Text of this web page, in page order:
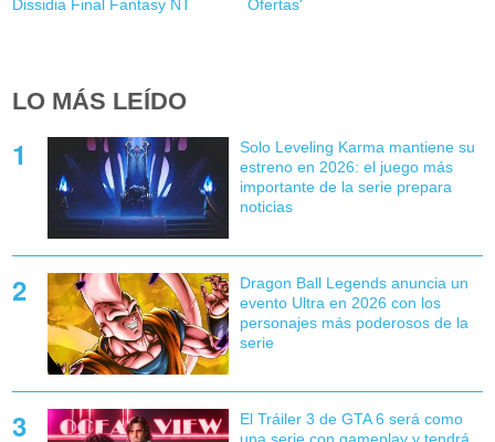
Dissidia Final Fantasy NT
Ofertas'
LO MÁS LEÍDO
Solo Leveling Karma mantiene su
estreno en 2026: el juego más
importante de la serie prepara
noticias
Dragon Ball Legends anuncia un
evento Ultra en 2026 con los
personajes más poderosos de la
serie
El Tráiler 3 de GTA 6 será como